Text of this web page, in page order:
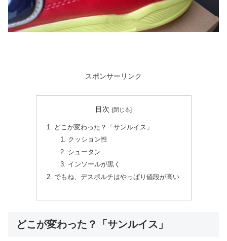
スポンサーリンク
目次
どこが変わった？「サンルイス」
クッション性
シュータン
インソールが黒く
でもね、デスポルチはやっぱり値段が高い
どこが変わった？「サンルイス」